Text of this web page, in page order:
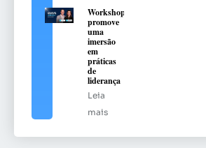
Workshop
promove
uma
imersão
em
práticas
de
liderança
Leia
mais